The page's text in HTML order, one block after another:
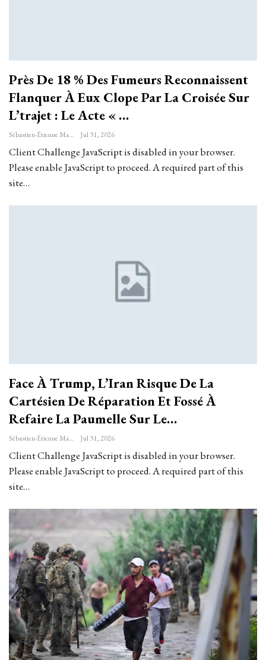
Près De 18 % Des Fumeurs Reconnaissent
Flanquer À Eux Clope Par La Croisée Sur
L’trajet : Le Acte « …
Sébastien-Étienne Marechal Jul 31, 2026
Client Challenge JavaScript is disabled in your browser.
Please enable JavaScript to proceed. A required part of this
site…
Face À Trump, L’Iran Risque De La
Cartésien De Réparation Et Fossé À
Refaire La Paumelle Sur Le…
Sébastien-Étienne Marechal Jul 31, 2026
Client Challenge JavaScript is disabled in your browser.
Please enable JavaScript to proceed. A required part of this
site…